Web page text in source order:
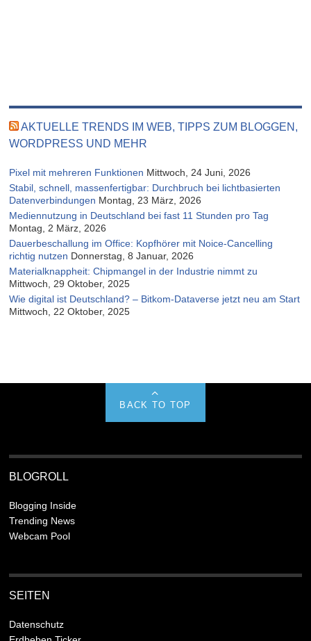
AKTUELLE TRENDS IM WEB, TIPPS ZUM BLOGGEN,
WORDPRESS UND MEHR
Pixel mit mehreren Funktionen Mittwoch, 24 Juni, 2026
Stabil, schnell, massenfertigbar: Durchbruch bei lichtbasierten
Datenverbindungen Montag, 23 März, 2026
Mediennutzung in Deutschland bei fast 11 Stunden pro Tag
Montag, 2 März, 2026
Dauerbeschallung im Office: Kopfhörer mit Noice-Cancelling
richtig nutzen Donnerstag, 8 Januar, 2026
Materialknappheit: Chipmangel in der Industrie nimmt zu
Mittwoch, 29 Oktober, 2025
Wie digital ist Deutschland? – Bitkom-Dataverse jetzt neu am Start
Mittwoch, 22 Oktober, 2025
BACK TO TOP
BLOGROLL
Blogging Inside
Trending News
Webcam Pool
SEITEN
Datenschutz